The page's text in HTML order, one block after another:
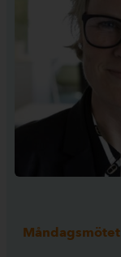
Måndagsmötet